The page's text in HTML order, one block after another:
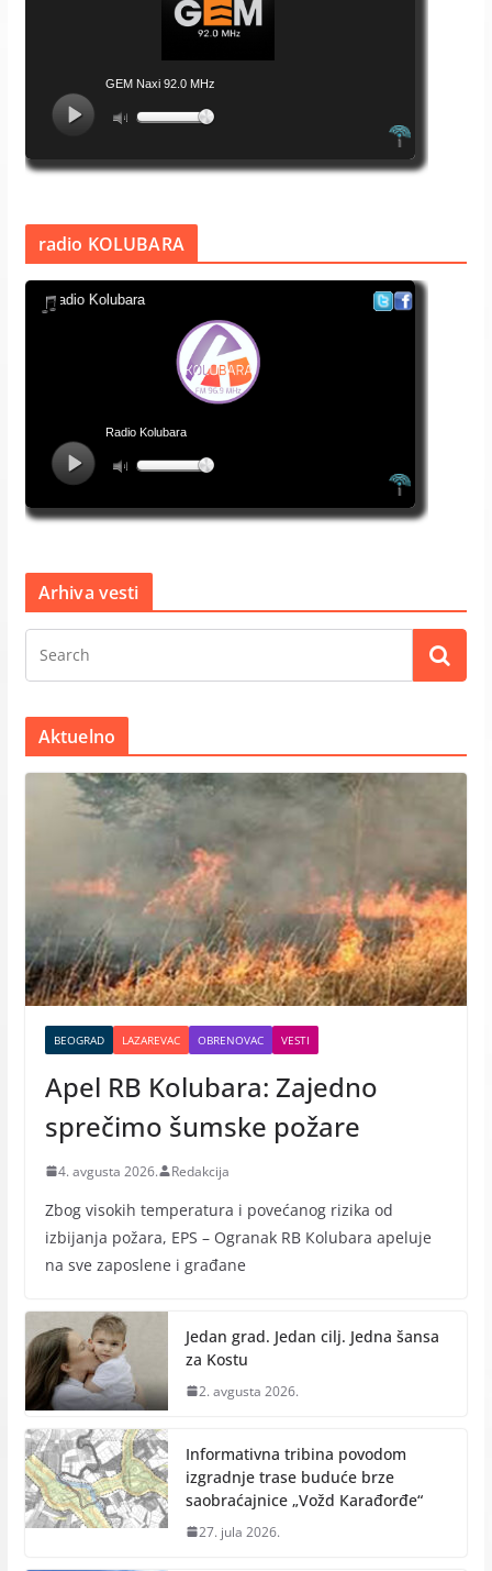
radio KOLUBARA
Arhiva vesti
Aktuelno
BEOGRAD LAZAREVAC OBRENOVAC VESTI
Apel RB Kolubara: Zajedno
sprečimo šumske požare
4. avgusta 2026. Redakcija
Zbog visokih temperatura i povećanog rizika od
izbijanja požara, EPS – Ogranak RB Кolubara apeluje
na sve zaposlene i građane
Jedan grad. Jedan cilj. Jedna šansa
za Kostu
2. avgusta 2026.
Informativna tribina povodom
izgradnje trase buduće brze
saobraćajnice „Vožd Кarađorđe“
27. jula 2026.